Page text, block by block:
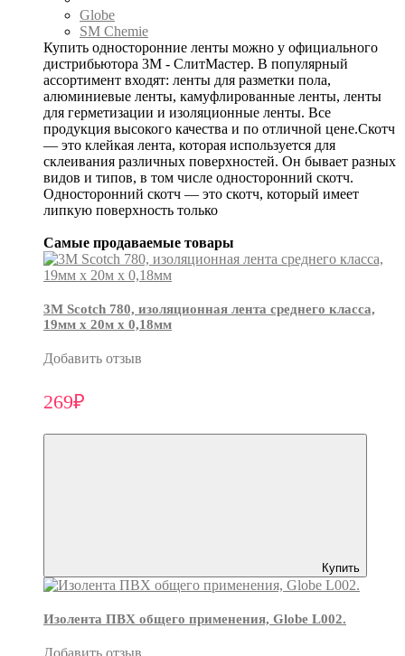
Globe
SM Chemie
Купить односторонние ленты можно у официального
дистрибьютора 3М - СлитМастер. В популярный
ассортимент входят: ленты для разметки пола,
алюминиевые ленты, камуфлированные ленты, ленты
для герметизации и изоляционные ленты. Все
продукция высокого качества и по отличной цене.Скотч
— это клейкая лента, которая используется для
склеивания различных поверхностей. Он бывает разных
видов и типов, в том числе односторонний скотч.
Односторонний скотч — это скотч, который имеет
липкую поверхность только
Самые продаваемые товары
3М Scotch 780, изоляционная лента среднего класса,
19мм х 20м х 0,18мм
Добавить отзыв
269₽
Купить
Изолента ПВХ общего применения, Globe L002.
Добавить отзыв